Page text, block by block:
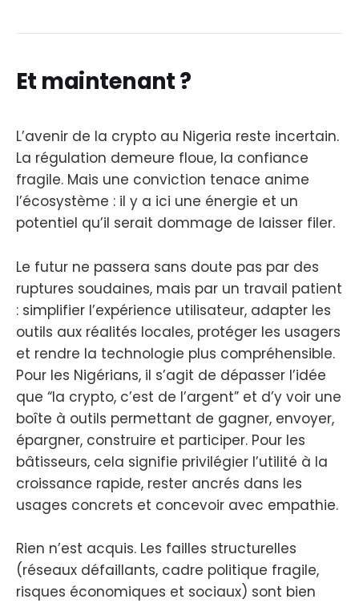
Et maintenant ?
L’avenir de la crypto au Nigeria reste incertain.
La régulation demeure floue, la confiance
fragile. Mais une conviction tenace anime
l’écosystème : il y a ici une énergie et un
potentiel qu’il serait dommage de laisser filer.
Le futur ne passera sans doute pas par des
ruptures soudaines, mais par un travail patient
: simplifier l’expérience utilisateur, adapter les
outils aux réalités locales, protéger les usagers
et rendre la technologie plus compréhensible.
Pour les Nigérians, il s’agit de dépasser l’idée
que “la crypto, c’est de l’argent” et d’y voir une
boîte à outils permettant de gagner, envoyer,
épargner, construire et participer. Pour les
bâtisseurs, cela signifie privilégier l’utilité à la
croissance rapide, rester ancrés dans les
usages concrets et concevoir avec empathie.
Rien n’est acquis. Les failles structurelles
(réseaux défaillants, cadre politique fragile,
risques économiques et sociaux) sont bien